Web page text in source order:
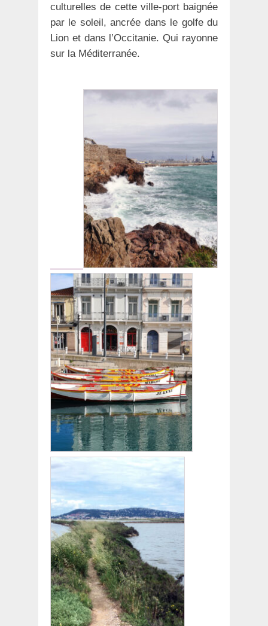
culturelles de cette ville-port baignée
par le soleil, ancrée dans le golfe du
Lion et dans l’Occitanie. Qui rayonne
sur la Méditerranée.